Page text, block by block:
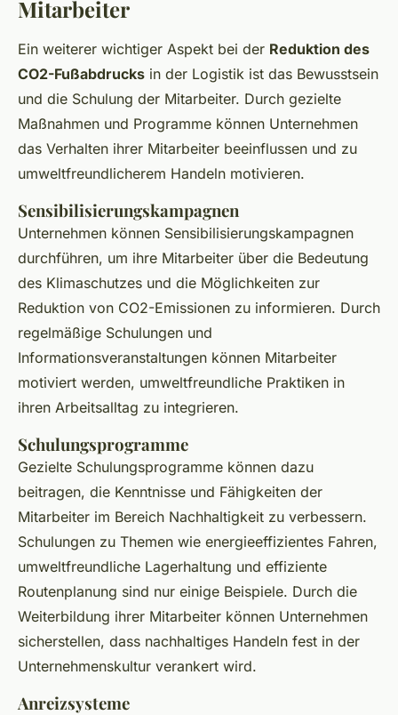
Mitarbeiter
Ein weiterer wichtiger Aspekt bei der Reduktion des
CO2-Fußabdrucks in der Logistik ist das Bewusstsein
und die Schulung der Mitarbeiter. Durch gezielte
Maßnahmen und Programme können Unternehmen
das Verhalten ihrer Mitarbeiter beeinflussen und zu
umweltfreundlicherem Handeln motivieren.
Sensibilisierungskampagnen
Unternehmen können Sensibilisierungskampagnen
durchführen, um ihre Mitarbeiter über die Bedeutung
des Klimaschutzes und die Möglichkeiten zur
Reduktion von CO2-Emissionen zu informieren. Durch
regelmäßige Schulungen und
Informationsveranstaltungen können Mitarbeiter
motiviert werden, umweltfreundliche Praktiken in
ihren Arbeitsalltag zu integrieren.
Schulungsprogramme
Gezielte Schulungsprogramme können dazu
beitragen, die Kenntnisse und Fähigkeiten der
Mitarbeiter im Bereich Nachhaltigkeit zu verbessern.
Schulungen zu Themen wie energieeffizientes Fahren,
umweltfreundliche Lagerhaltung und effiziente
Routenplanung sind nur einige Beispiele. Durch die
Weiterbildung ihrer Mitarbeiter können Unternehmen
sicherstellen, dass nachhaltiges Handeln fest in der
Unternehmenskultur verankert wird.
Anreizsysteme